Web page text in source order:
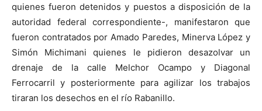
quienes fueron detenidos y puestos a disposición de la
autoridad federal correspondiente-, manifestaron que
fueron contratados por Amado Paredes, Minerva López y
Simón Michimani quienes le pidieron desazolvar un
drenaje de la calle Melchor Ocampo y Diagonal
Ferrocarril y posteriormente para agilizar los trabajos
tiraran los desechos en el río Rabanillo.